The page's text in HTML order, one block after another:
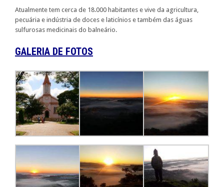
Atualmente tem cerca de 18.000 habitantes e vive da agricultura,
pecuária e indústria de doces e laticínios e também das águas
sulfurosas medicinais do balneário.
GALERIA DE FOTOS